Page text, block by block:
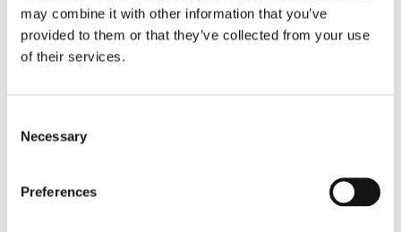
may combine it with other information that you’ve
provided to them or that they’ve collected from your use
of their services.
Selection
Necessary
Preferences